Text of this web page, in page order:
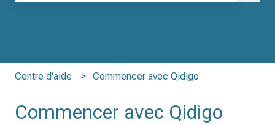
Centre d'aide Commencer avec Qidigo
Commencer avec Qidigo